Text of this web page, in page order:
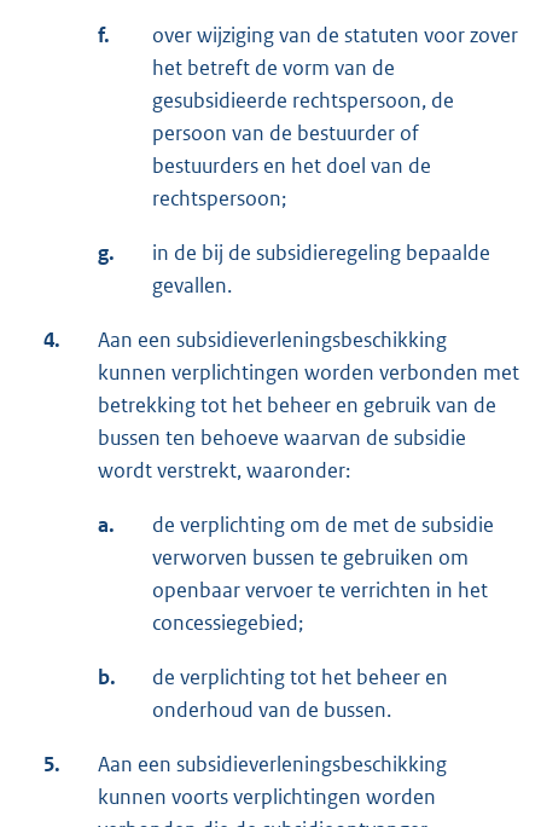
f.
over wijziging van de statuten voor zover
het betreft de vorm van de
gesubsidieerde rechtspersoon, de
persoon van de bestuurder of
bestuurders en het doel van de
rechtspersoon;
g.
in de bij de subsidieregeling bepaalde
gevallen.
4.
Aan een subsidieverleningsbeschikking
kunnen verplichtingen worden verbonden met
betrekking tot het beheer en gebruik van de
bussen ten behoeve waarvan de subsidie
wordt verstrekt, waaronder:
a.
de verplichting om de met de subsidie
verworven bussen te gebruiken om
openbaar vervoer te verrichten in het
concessiegebied;
b.
de verplichting tot het beheer en
onderhoud van de bussen.
5.
Aan een subsidieverleningsbeschikking
kunnen voorts verplichtingen worden